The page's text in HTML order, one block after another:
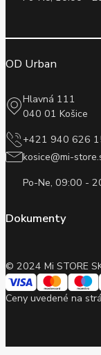
OD Urban
Hlavná 111
040 01 Košice
+421 940 626
kosice@mi-
Po-Ne, 09:00 -
Dokumenty
© 2024 Mi STORE
Ceny uvedené na